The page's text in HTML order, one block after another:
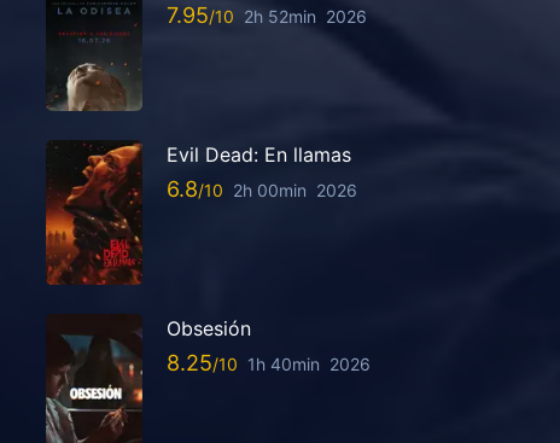
7.95 2h 52min 2026
Evil Dead: En llamas
6.8 2h 00min 2026
Obsesión
8.25 1h 40min 2026